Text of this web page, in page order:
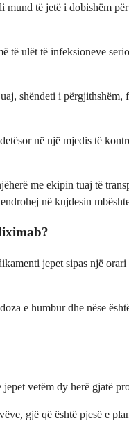
të jetë i dobishëm
ulët të infeksioneve
shëndeti i
në një mjedis të
me ekipin tuaj të
në kujdesin
jepet sipas një
e humbur dhe nëse
vetëm dy herë gjatë
gjë që është pjesë e